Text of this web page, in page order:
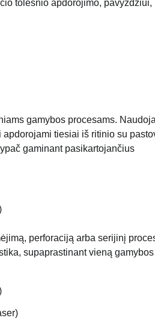
tolesnio apdorojimo, pavyzdžiui,
gamybos procesams.
tiesiai iš ritinio su
gaminant pasikartojančius
perforaciją arba serijinį
supaprastinant vieną gamybos